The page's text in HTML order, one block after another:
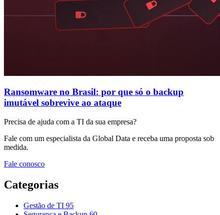
Ransomware no Brasil: por que só o backup
imutável sobrevive ao ataque
Precisa de ajuda com a TI da sua empresa?
Fale com um especialista da Global Data e receba uma proposta sob
medida.
Fale conosco
Categorias
Gestão de TI 95